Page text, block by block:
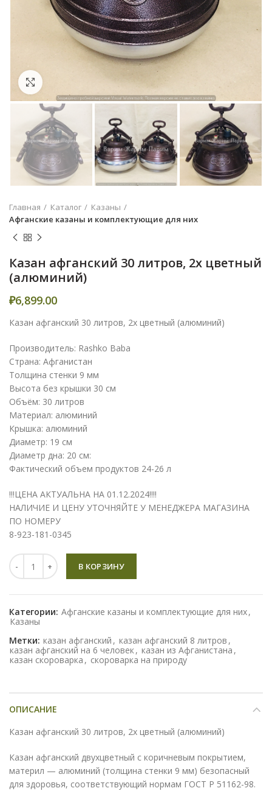
Главная Каталог
Казаны
Афганские казаны и комплектующие для них
Казан афганский 30 литров, 2х цветный
(алюминий)
₽6,899.00
Казан афганский 30 литров, 2х цветный (алюминий)
Производитель: Rashko Baba
Страна: Афганистан
Толщина стенки 9 мм
Высота без крышки 30 см
Объём: 30 литров
Материал: алюминий
Крышка: алюминий
Диаметр: 19 см
Диаметр дна: 20 см:
Фактический объем продуктов 24-26 л
!!!ЦЕНА АКТУАЛЬНА НА 01.12.2024!!!!
НАЛИЧИЕ И ЦЕНУ УТОЧНЯЙТЕ У МЕНЕДЖЕРА МАГАЗИНА
ПО НОМЕРУ
8-923-181-0345
Количество
В КОРЗИНУ
Категории: Афганские казаны и комплектующие для них,
Казаны
Метки: казан афганский , казан афганский 8 литров ,
казан афганский на 6 человек, казан из Афганистана ,
казан скороварка , скороварка на природу
ОПИСАНИЕ
Казан афганский 30 литров, 2х цветный (алюминий)
Казан афганский двухцветный с коричневым покрытием,
материл — алюминий (толщина стенки 9 мм) безопасный
для здоровья, соответствующий нормам ГОСТ Р 51162-98.